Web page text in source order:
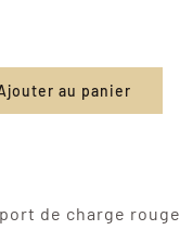
au panier
port de charge rouge